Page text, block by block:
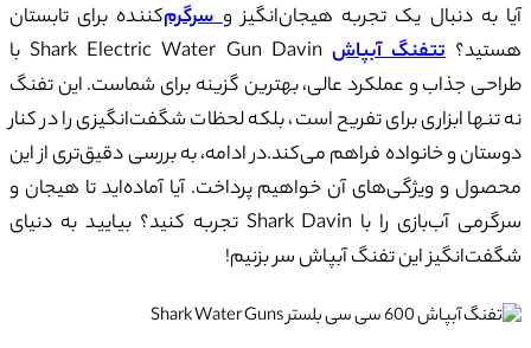
آیا به دنبال یک تجربه هیجان‌انگیز وسرگرم‌کننده برای تابستان
هستید؟تتفنگ آبپاش
Shark Electric Water Gun Davin با
طراحی جذاب و عملکرد عالی، بهترین گزینه برای شماست. این تفنگ
نه تنها ابزاری برای تفریح است، بلکه لحظات شگفت‌انگیزی را در کنار
دوستان و خانواده فراهم می‌کند.در ادامه، به بررسی دقیق‌تری از این
محصول و ویژگی‌های آن خواهیم پرداخت. آیا آماده‌اید تا هیجان و
سرگرمی آب‌بازی را با Shark Davin تجربه کنید؟ بیایید به دنیای
شگفت‌انگیز این تفنگ آبپاش سر بزنیم!